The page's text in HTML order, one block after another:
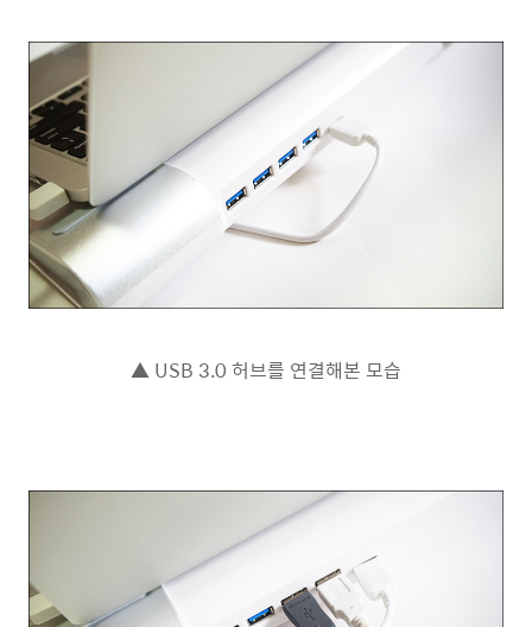
▲ USB 3.0 허브를 연결해본 모습